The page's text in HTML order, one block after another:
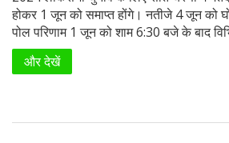
होकर 1 जून को समाप्त होंगे। नतीजे 4 जून को
पोल परिणाम 1 जून को शाम 6:30 बजे के बाद
सोशल मीडिया प्लेटफॉर्म और यूट्यूब पर देखे जा
और देखें